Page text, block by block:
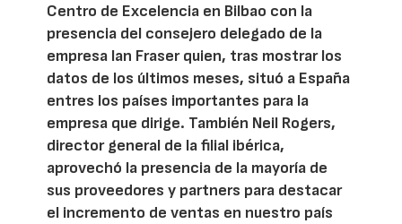
Centro de Excelencia en Bilbao con la
presencia del consejero delegado de la
empresa Ian Fraser quien, tras mostrar los
datos de los últimos meses, situó a España
entres los países importantes para la
empresa que dirige. También Neil Rogers,
director general de la filial ibérica,
aprovechó la presencia de la mayoría de
sus proveedores y partners para destacar
el incremento de ventas en nuestro país